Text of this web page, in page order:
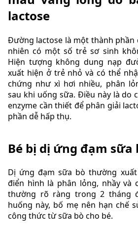
lactose
Đường lactose là một thành
nhiên có một số trẻ sơ sinh
Hiện tượng không dung nạp
xuất hiện ở trẻ nhỏ và có thể
chứng như xì hơi nhiều, phân
sau khi uống sữa. Điều này là do
enzyme cần thiết để phân giải
phần dễ hấp thụ.
Bé bị dị ứng đạm sữa
Dị ứng đạm sữa bò thường
điển hình là phân lỏng, nhầy và
thường rõ ràng trong 2 tháng
huống này, bố mẹ nên hạn chế
công thức từ sữa bò cho bé.